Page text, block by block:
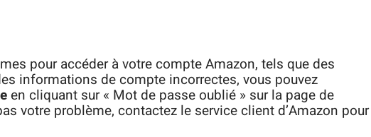
pour accéder à votre compte Amazon, tels que des
informations de compte incorrectes, vous pouvez
en cliquant sur « Mot de passe oublié » sur la page de
votre problème, contactez le service client d’Amazon pour